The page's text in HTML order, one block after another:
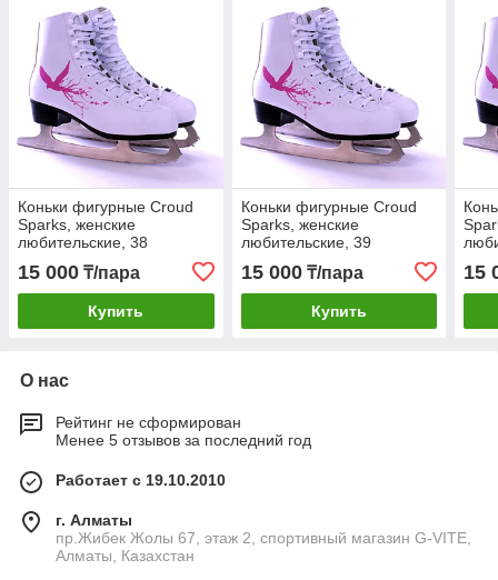
Коньки фигурные Croud
Sparks, женские
любительские, 38
15 000 ₸/пара
Купить
Коньки фигурные Croud
Sparks, женские
любительские, 39
15 000₸/пара
Купить
15
О нас
Рейтинг не сформирован
Менее 5 отзывов за последний год
Работает с 19.10.2010
г. Алматы
пр.Жибек Жолы 67, этаж 2, спортивный магазин G-VITE,
Алматы, Казахстан